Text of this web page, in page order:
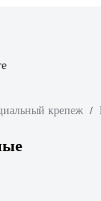
крепеж /